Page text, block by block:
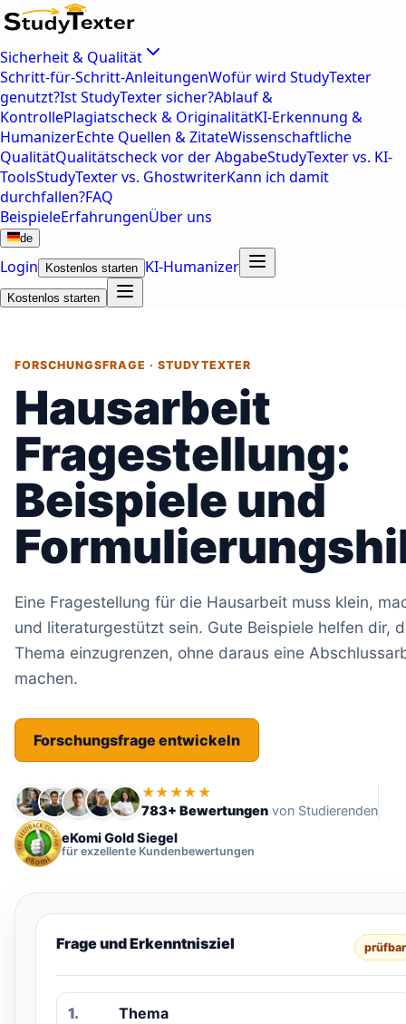
Sicherheit & Qualität
Schritt-für-Schritt-AnleitungenWofür wird StudyTexter
genutzt?Ist StudyTexter sicher?Ablauf &
KontrollePlagiatscheck & OriginalitätKI-Erkennung &
HumanizerEchte Quellen & ZitateWissenschaftliche
QualitätQualitätscheck vor der AbgabeStudyTexter vs. KI-
ToolsStudyTexter vs. GhostwriterKann ich damit
durchfallen?FAQ
BeispieleErfahrungenÜber uns
de
Login Kostenlos starten KI-Humanizer
Kostenlos starten
FORSCHUNGSFRAGE · STUDYTEXTER
Hausarbeit
Fragestellung:
Beispiele und
Eine Fragestellung für die Hausarbeit muss klein,
und literaturgestützt sein. Gute Beispiele helfen dir,
Thema einzugrenzen, ohne daraus eine
machen.
Forschungsfrage entwickeln
★★★★★
783+ Bewertungen von Studierenden
eKomi Gold Siegel
für exzellente Kundenbewertungen
Frage und Erkenntnisziel prüfbar
1.
Thema